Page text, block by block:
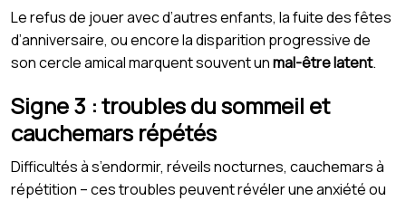
Le refus de jouer avec d’autres enfants, la fuite des fêtes
d’anniversaire, ou encore la disparition progressive de
son cercle amical marquent souvent unmal-être latent.
Signe 3 : troubles du sommeil et
cauchemars répétés
Difficultés à s’endormir, réveils nocturnes, cauchemars à
répétition – ces troubles peuvent révéler une anxiété ou